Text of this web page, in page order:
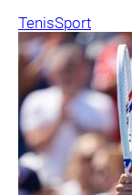
TenisSport